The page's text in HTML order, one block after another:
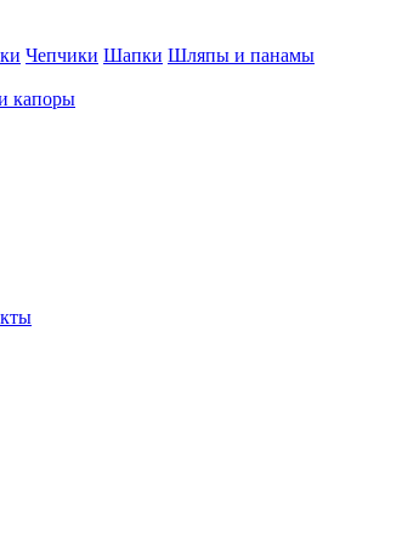
Чепчики Шапки Шляпы и панамы
капоры